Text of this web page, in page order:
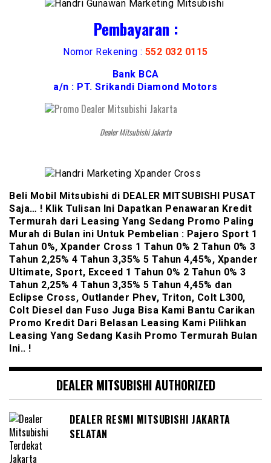
Pembayaran :
Nomor Rekening : 552 032 0115
Bank BCA
a/n : PT. Srikandi Diamond Motors
Dealer Mitsubishi Jakarta
Beli Mobil Mitsubishi di DEALER MITSUBISHI PUSAT
Saja… ! Klik Tulisan Ini Dapatkan Penawaran Kredit
Termurah dari Leasing Yang Sedang Promo Paling
Murah di Bulan ini Untuk Pembelian : Pajero Sport 1
Tahun 0%, Xpander Cross 1 Tahun 0% 2 Tahun 0% 3
Tahun 2,25% 4 Tahun 3,35% 5 Tahun 4,45%, Xpander
Ultimate, Sport, Exceed 1 Tahun 0% 2 Tahun 0% 3
Tahun 2,25% 4 Tahun 3,35% 5 Tahun 4,45% dan
Eclipse Cross, Outlander Phev, Triton, Colt L300,
Colt Diesel dan Fuso Juga Bisa Kami Bantu Carikan
Promo Kredit Dari Belasan Leasing Kami Pilihkan
Leasing Yang Sedang Kasih Promo Termurah Bulan
Ini.. !
DEALER MITSUBISHI AUTHORIZED
DEALER RESMI MITSUBISHI JAKARTA
SELATAN